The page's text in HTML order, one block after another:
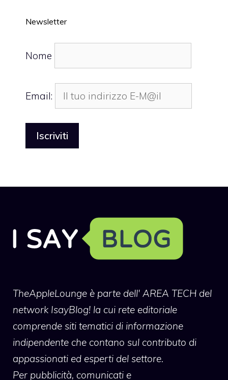
Newsletter
Nome
Email:
TheAppleLounge è parte dell' AREA TECH del
network IsayBlog! la cui rete editoriale
comprende siti tematici di informazione
indipendente che contano sul contributo di
appassionati ed esperti del settore.
Per pubblicità, comunicati e